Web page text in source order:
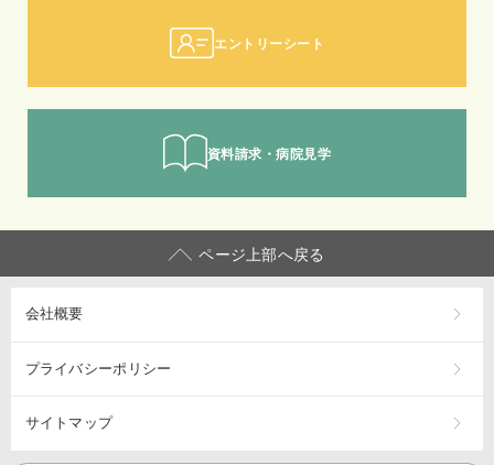
エントリーシート
資料請求・病院見学
ページ上部へ戻る
会社概要
プライバシーポリシー
サイトマップ